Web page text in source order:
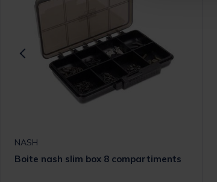
NASH
Boite nash slim box 8 compartiments